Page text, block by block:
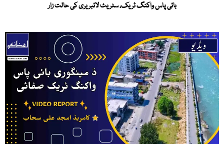
بائی پاس واکنگ ٹریک، سٹریٹ لائبریری کی حالت زار